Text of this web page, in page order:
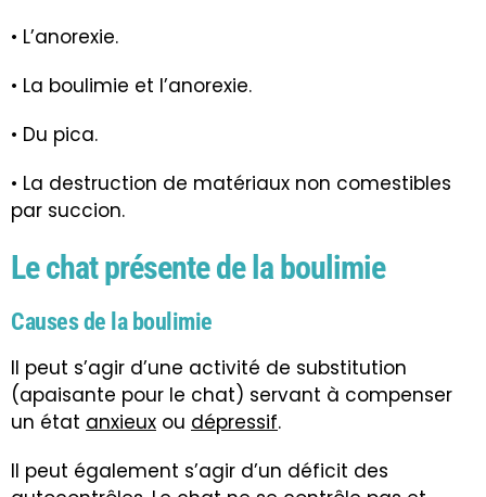
• L’anorexie.
• La boulimie et l’anorexie.
• Du pica.
• La destruction de matériaux non comestibles
par succion.
Le chat présente de la boulimie
Causes de la boulimie
Il peut s’agir d’une activité de substitution
(apaisante pour le chat) servant à compenser
un état anxieux ou dépressif.
Il peut également s’agir d’un déficit des